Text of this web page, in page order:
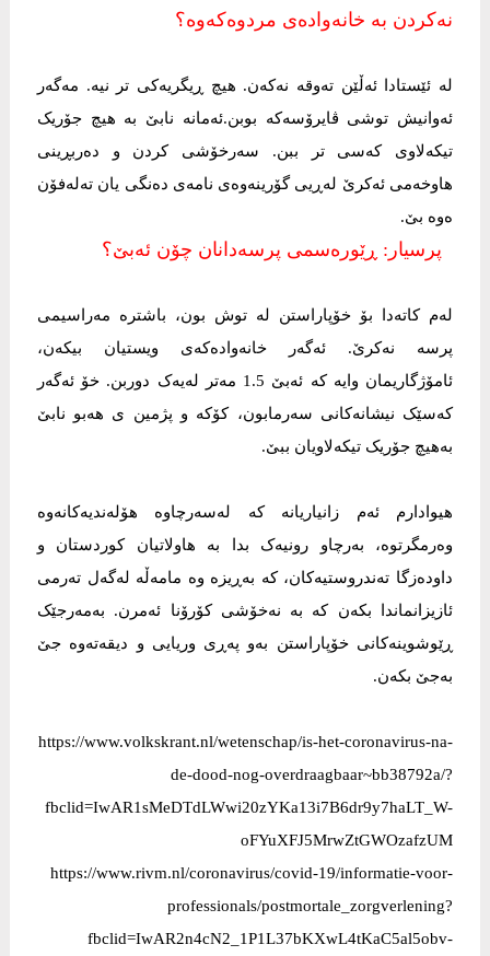
نەکردن بە خانەوادەی مردوەکەوە؟
لە ئێستادا ئەڵێن تەوقە نەکەن. هیچ ڕیگریەکی تر نیە. مەگەر
ئەوانیش توشی ڤایرۆسەکە بوبن.ئەمانە نابێ بە هیچ جۆریک
تیکەلاوی کەسی تر ببن. سەرخۆشی کردن و دەربڕینی
هاوخەمی ئەکرێ لەڕیی گۆرینەوەی نامەی دەنگی یان تەلەفۆن
ەوە بێ.
پرسیار: ڕێورەسمی پرسەدانان چۆن ئەبێ؟
لەم کاتەدا بۆ خۆپاراستن لە توش بون، باشترە مەراسیمی
پرسە نەکرێ. ئەگەر خانەوادەکەی ویستیان بیکەن،
ئامۆژگاریمان وایە کە ئەبێ 1.5 مەتر لەیەک دوربن. خۆ ئەگەر
کەسێک نیشانەکانی سەرمابون، کۆکە و پژمین ی هەبو نابێ
بەهیچ جۆریک تیکەلاویان ببێ.
هیوادارم ئەم زانیاریانە کە لەسەرچاوە هۆلەندیەکانەوە
وەرمگرتوە، بەرچاو رونیەک بدا بە هاولاتیان کوردستان و
داودەزگا تەندروستیەکان، کە بەڕیزە وە مامەڵە لەگەل تەرمی
ئازیزانماندا بکەن کە بە نەخۆشی کۆرۆنا ئەمرن. بەمەرجێک
ڕێوشوینەکانی خۆپاراستن بەو پەڕی وریایی و دیقەتەوە جێ
بەجێ بکەن.
https://www.volkskrant.nl/wetenschap/is-het-coronavirus-na-
de-dood-nog-overdraagbaar~bb38792a/?
fbclid=IwAR1sMeDTdLWwi20zYKa13i7B6dr9y7haLT_W-
oFYuXFJ5MrwZtGWOzafzUM
https://www.rivm.nl/coronavirus/covid-19/informatie-voor-
professionals/postmortale_zorgverlening?
fbclid=IwAR2n4cN2_1P1L37bKXwL4tKaC5al5obv-